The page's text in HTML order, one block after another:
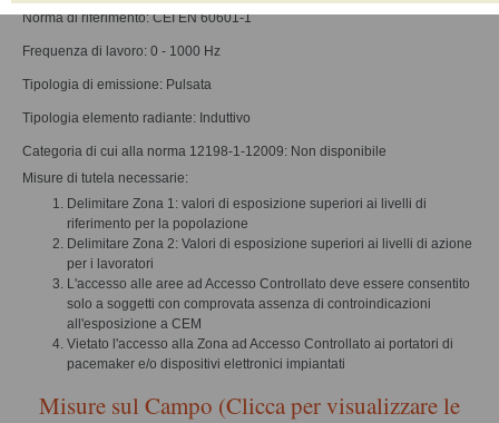
Norma di riferimento: CEI EN 60601-1
Frequenza di lavoro: 0 - 1000 Hz
Tipologia di emissione: Pulsata
Tipologia elemento radiante: Induttivo
Categoria di cui alla norma 12198-1-12009: Non disponibile
Misure di tutela necessarie:
Delimitare Zona 1: valori di esposizione superiori ai livelli di
riferimento per la popolazione
Delimitare Zona 2: Valori di esposizione superiori ai livelli di azione
per i lavoratori
L'accesso alle aree ad Accesso Controllato deve essere consentito
solo a soggetti con comprovata assenza di controindicazioni
all'esposizione a CEM
Vietato l'accesso alla Zona ad Accesso Controllato ai portatori di
pacemaker e/o dispositivi elettronici impiantati
Misure sul Campo (Clicca per visualizzare le